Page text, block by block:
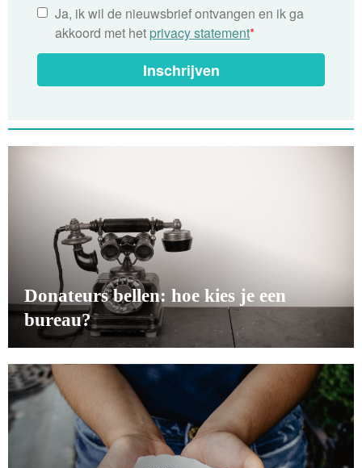
Ja, ik wil de nieuwsbrief ontvangen en ik ga
akkoord met het privacy statement*
Inschrijven
Donateurs bellen: hoe kies je een
bureau?